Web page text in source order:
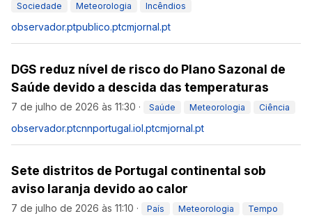
Sociedade Meteorologia Incêndios
observador.ptpublico.ptcmjornal.pt
DGS reduz nível de risco do Plano Sazonal de
Saúde devido a descida das temperaturas
7 de julho de 2026 às 11:30 · Saúde Meteorologia Ciência
observador.ptcnnportugal.iol.ptcmjornal.pt
Sete distritos de Portugal continental sob
aviso laranja devido ao calor
7 de julho de 2026 às 11:10 · País Meteorologia Tempo